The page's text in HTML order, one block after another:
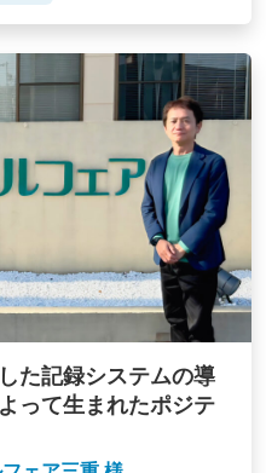
た記録システムの導
って生まれたポジテ